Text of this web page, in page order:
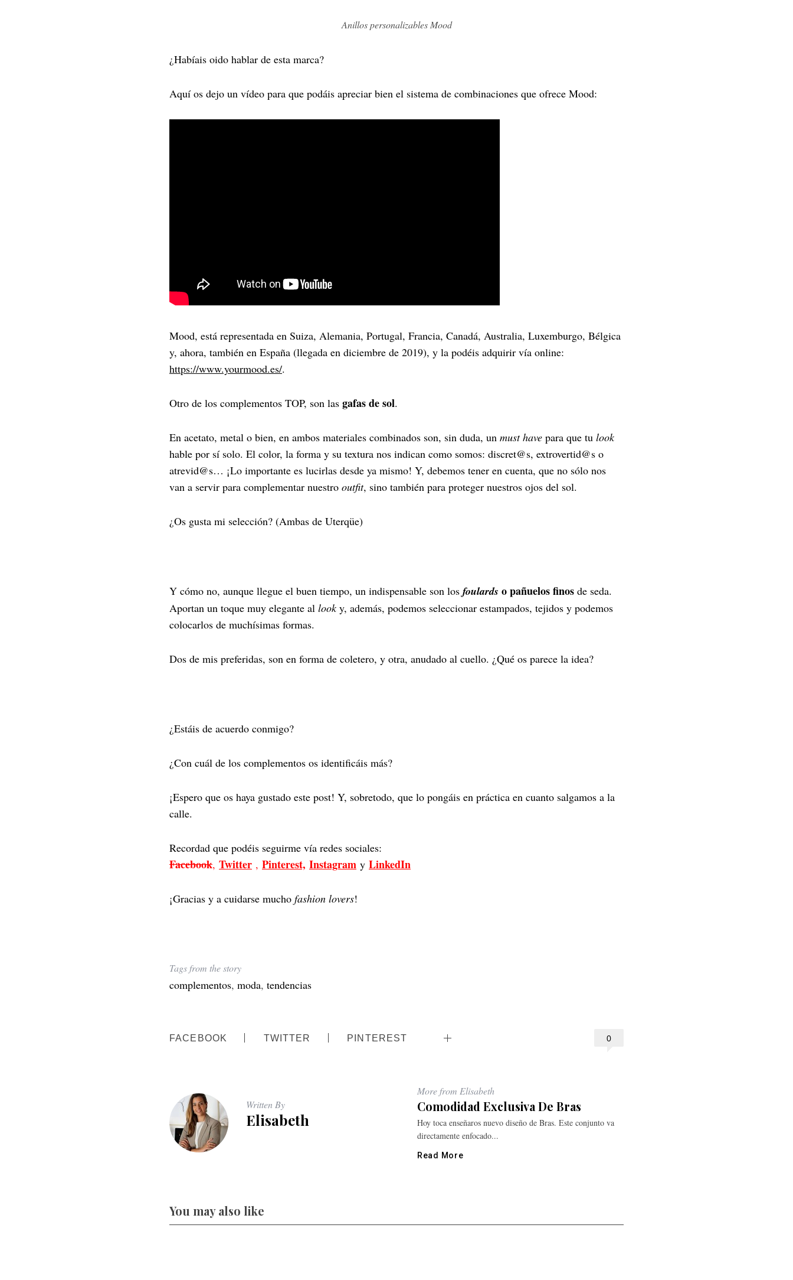
Anillos personalizables Mood
¿Habíais oido hablar de esta marca?
Aquí os dejo un vídeo para que podáis apreciar bien el sistema de combinaciones que ofrece Mood:
Mood, está representada en Suiza, Alemania, Portugal, Francia, Canadá, Australia, Luxemburgo, Bélgica
y, ahora, también en España (llegada en diciembre de 2019), y la podéis adquirir vía online:
https://www.yourmood.es/.
Otro de los complementos TOP, son las gafas de sol.
En acetato, metal o bien, en ambos materiales combinados son, sin duda, un must have para que tu look
hable por sí solo. El color, la forma y su textura nos indican como somos: discret@s, extrovertid@s o
atrevid@s… ¡Lo importante es lucirlas desde ya mismo! Y, debemos tener en cuenta, que no sólo nos
van a servir para complementar nuestro outfit, sino también para proteger nuestros ojos del sol.
¿Os gusta mi selección? (Ambas de Uterqüe)
Y cómo no, aunque llegue el buen tiempo, un indispensable son los foulards o pañuelos finos de seda.
Aportan un toque muy elegante al looky, además, podemos seleccionar estampados, tejidos y podemos
colocarlos de muchísimas formas.
Dos de mis preferidas, son en forma de coletero, y otra, anudado al cuello. ¿Qué os parece la idea?
¿Estáis de acuerdo conmigo?
¿Con cuál de los complementos os identificáis más?
¡Espero que os haya gustado este post! Y, sobretodo, que lo pongáis en práctica en cuanto salgamos a la
calle.
Recordad que podéis seguirme vía redes sociales:
Facebook, Twitter , Pinterest, Instagram y LinkedIn
¡Gracias y a cuidarse mucho fashion lovers!
Tags from the story
complementos, moda, tendencias
0
FACEBOOK TWITTER PINTEREST
Written By
Elisabeth
More from Elisabeth
Comodidad Exclusiva De Bras
Hoy toca enseñaros nuevo diseño de Bras. Este conjunto va
directamente enfocado...
Read More
You may also like